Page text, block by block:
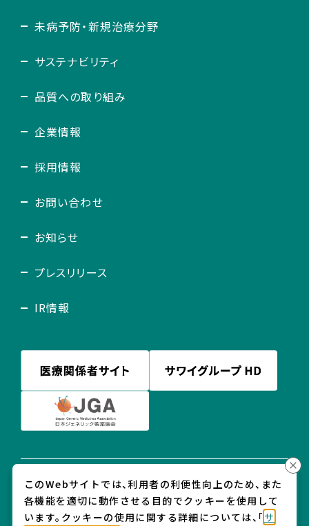
未病予防・新規治療分野
サステナビリティ
品質への取り組み
企業情報
採用情報
お問い合わせ
お知らせ
プレスリリース
IR情報
プライバシー・ポリシー
ソーシャルメディア利用規約
サイトの利用に関して
このWebサイトでは、利用者の利便性向上のため、また
各機能を適切に動作させる目的でクッキーを使用して
います。クッキーの使用に関する詳細については、「 サ